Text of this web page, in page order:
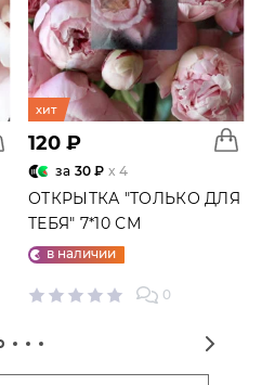
хит
120 ₽
за 30 ₽ x 4
ОТКРЫТКА "ТОЛЬКО ДЛЯ
ТЕБЯ" 7*10 СМ
в наличии
0